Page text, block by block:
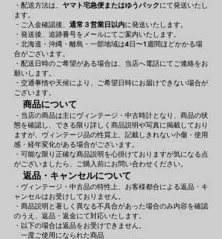
・配送方法は、 ヤマト宅急便またはゆうパックにて発送いたし
ます。
・ご入金確認後、 通常３営業日以内に発送いたします。
・発送後、追跡番号をメールにてご案内いたします。
・北海道・沖縄・離島・一部地域は4日〜1週間ほどかかる場
合がございます。
・配送日時のご希望がある場合は、当店へ電話にてご連絡をお
願いします。
・交通事情や天候により、ご希望日時にお届けできない場合が
ございます。
商品について
・当店の商品は主にヴィンテージ・中古時計となり、商品の状
態を確認し、できる限り詳しく商品説明や写真に掲載しており
ますが、ヴィンテージ品の性質上、記載しきれない小傷・使用
感・経年変化がある場合がございます。
・可能な限り正確な商品説明を心掛けておりますが気になる点
がございましたら、ご購入前にお問い合わせください。
返品・キャンセルについて
・ヴィンテージ・中古品の特性上、お客様都合による返品・キ
ャンセルはお受けしておりません。
・商品説明と著しく異なる不具合があった場合のみ内容を確認
のうえ、返品・返金にて対応いたします。
・以下の場合は返品をお受けできません。
一度ご使用になられた商品